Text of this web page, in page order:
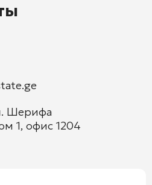
Шерифа
1, офис 1204